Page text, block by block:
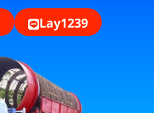
Lay1239